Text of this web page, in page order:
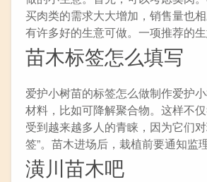
买肉类的需求大大增加，销售量也
有许多好的生意可做。一项推荐的
苗木标签怎么填写
爱护小树苗的标签怎么做制作爱护
材料，比如可降解聚合物。这样不
受到越来越多人的青睐，因为它们
签”。苗木进场后，栽植前要通知监
潢川苗木吧